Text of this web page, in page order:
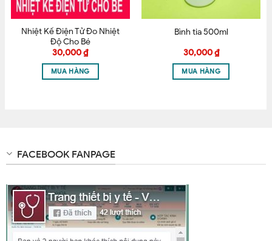
Lưu tên của tôi, email, và trang web trong trình
duyệt này cho lần bình luận kế tiếp của tôi.
Nhiệt Kế Điện Tử Đo Nhiệt
Độ Cho Bé
30,000₫
MUA HÀNG
Bình tia 500ml
30,000₫
MUA HÀNG
FACEBOOK FANPAGE